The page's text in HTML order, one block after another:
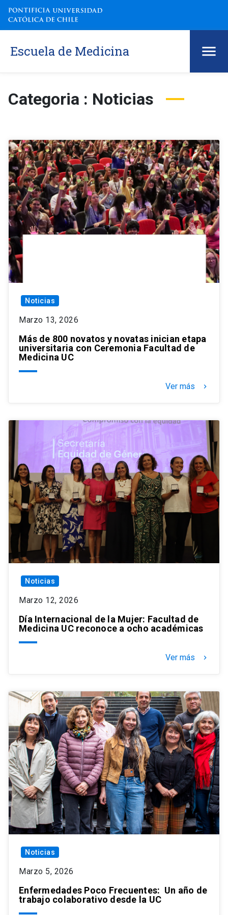
Escuela de Medicina
Categoria : Noticias
Noticias
Marzo 13, 2026
Más de 800 novatos y novatas inician etapa
universitaria con Ceremonia Facultad de
Medicina UC
Ver más keyboard_arrow_right
Noticias
Marzo 12, 2026
Día Internacional de la Mujer: Facultad de
Medicina UC reconoce a ocho académicas
Ver más keyboard_arrow_right
Noticias
Marzo 5, 2026
Enfermedades Poco Frecuentes: Un año de
trabajo colaborativo desde la UC